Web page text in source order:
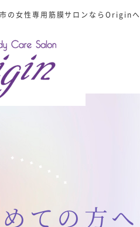
の女性専用筋膜サロンならOriginへ
ての方へ